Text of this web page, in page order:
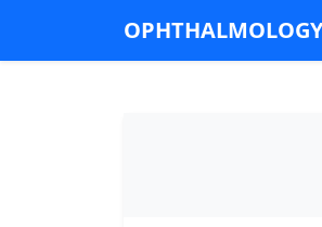
OPHTHALMOLOGY